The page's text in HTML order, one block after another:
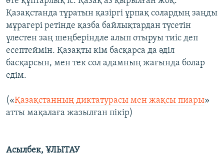
Қазақстанда тұратын қазіргі ұрпақ солардың заңды
мұрагері ретінде қазба байлықтардан түсетін
үлестен заң шеңберіндле алып отыруы тиіс деп
есептеймін. Қазақты кім басқарса да әділ
басқарсын, мен тек сол адамның жағында болар
едім.
(«Қазақстанның диктатурасы мен жақсы пиары»
атты мақалаға жазылған пікір)
Асылбек, ҰЛЫТАУ